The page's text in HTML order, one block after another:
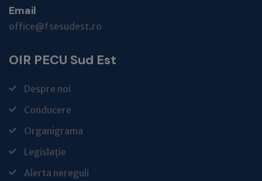
Email
office@fsesudest.ro
OIR PECU Sud Est
Despre noi
Conducere
Organigrama
Legislație
Alerta nereguli